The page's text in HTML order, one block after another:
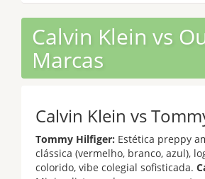
Calvin Klein vs
Marcas
Calvin Klein vs
Tommy Hilfiger: Estética preppy
clássica (vermelho, branco, azul),
colorido, vibe colegial sofisticada.